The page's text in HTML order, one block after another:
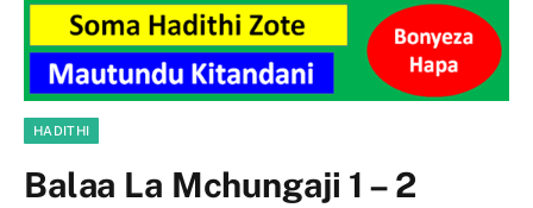
HADITHI
Balaa La Mchungaji 1 – 2